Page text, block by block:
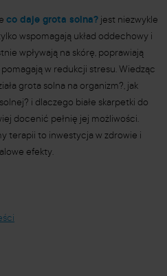
co daje grota solna? jest niezwykle
wspomagają układ oddechowy i
wpływają na skórę, poprawiają
w redukcji stresu. Wiedząc
grota solna na organizm?, jak
i dlaczego białe skarpetki do
docenić pełnię jej możliwości.
terapii to inwestycja w zdrowie i
efekty.